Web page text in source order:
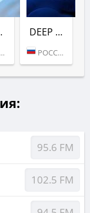
DEEP (DFM)
РОССИЯ (МОСКВА)
95.6 FM
102.5 FM